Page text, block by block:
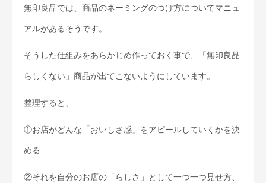
無印良品では、商品のネーミングのつけ方についてマニュ
アルがあるそうです。
そうした仕組みをあらかじめ作っておく事で、「無印良品
らしくない」商品が出てこないようにしています。
整理すると、
①お店がどんな「おいしさ感」をアピールしていくかを決
める
②それを自分のお店の「らしさ」として一つ一つ見せ方、